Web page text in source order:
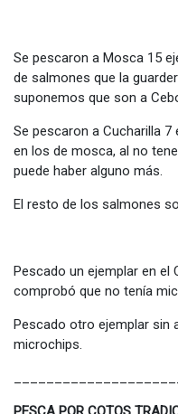
Se pescaron a Mosca 15
de salmones que la
suponemos que son a
Se pescaron a Cucharilla
en los de mosca, al no
puede haber alguno más.
El resto de los salmones
Pescado un ejemplar en el
comprobó que no tenía
Pescado otro ejemplar sin
microchips.